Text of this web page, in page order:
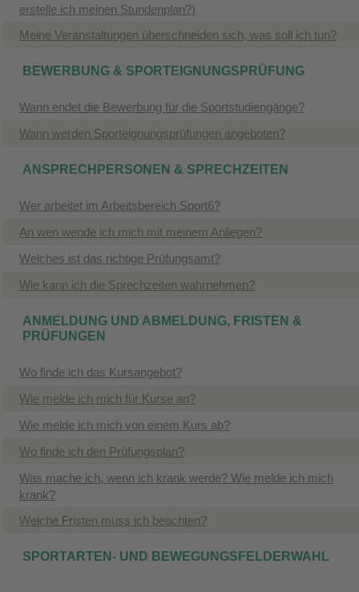
erstelle ich meinen Stundenplan?)
Meine Veranstaltungen überschneiden sich, was soll ich tun?
BEWERBUNG & SPORTEIGNUNGSPRÜFUNG
Wann endet die Bewerbung für die Sportstudiengänge?
Wann werden Sporteignungsprüfungen angeboten?
ANSPRECHPERSONEN & SPRECHZEITEN
Wer arbeitet im Arbeitsbereich Sport6?
An wen wende ich mich mit meinem Anliegen?
Welches ist das richtige Prüfungsamt?
Wie kann ich die Sprechzeiten wahrnehmen?
ANMELDUNG UND ABMELDUNG, FRISTEN &
PRÜFUNGEN
Wo finde ich das Kursangebot?
Wie melde ich mich für Kurse an?
Wie melde ich mich von einem Kurs ab?
Wo finde ich den Prüfungsplan?
Was mache ich, wenn ich krank werde? Wie melde ich mich
krank?
Welche Fristen muss ich beachten?
SPORTARTEN- UND BEWEGUNGSFELDERWAHL